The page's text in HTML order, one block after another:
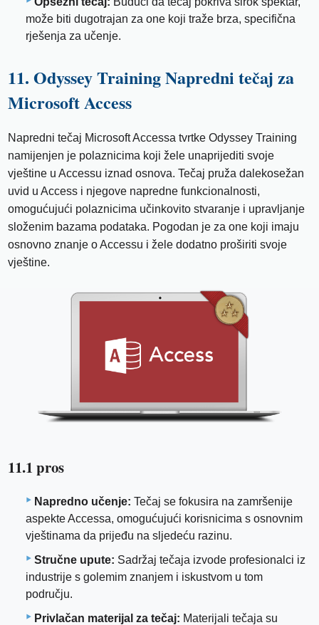
može biti dugotrajan za one koji traže brza, specifična
rješenja za učenje.
11. Odyssey Training Napredni tečaj za
Microsoft Access
Napredni tečaj Microsoft Accessa tvrtke Odyssey Training
namijenjen je polaznicima koji žele unaprijediti svoje
vještine u Accessu iznad osnova. Tečaj pruža dalekosežan
uvid u Access i njegove napredne funkcionalnosti,
omogućujući polaznicima učinkovito stvaranje i upravljanje
složenim bazama podataka. Pogodan je za one koji imaju
osnovno znanje o Accessu i žele dodatno proširiti svoje
vještine.
11.1 pros
Napredno učenje: Tečaj se fokusira na zamršenije
aspekte Accessa, omogućujući korisnicima s osnovnim
vještinama da prijeđu na sljedeću razinu.
Stručne upute: Sadržaj tečaja izvode profesionalci iz
industrije s golemim znanjem i iskustvom u tom
području.
Privlačan materijal za tečaj: Materijali tečaja su